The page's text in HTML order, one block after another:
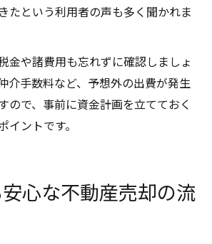
たという利用者の声も多く聞かれま
金や諸費用も忘れずに確認しましょ
介手数料など、予想外の出費が発生
ので、事前に資金計画を立てておく
イントです。
心な不動産売却の流